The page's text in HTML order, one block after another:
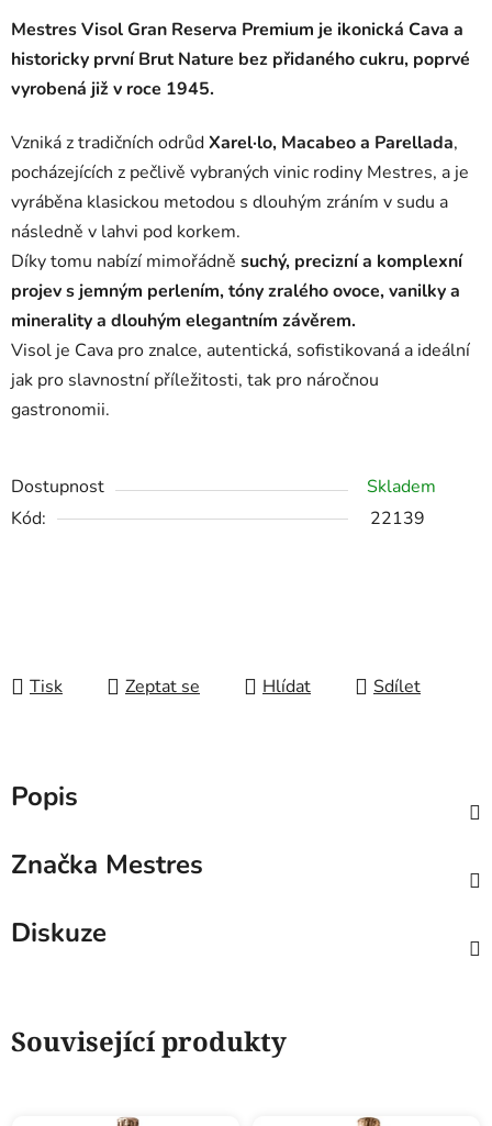
Mestres Visol Gran Reserva Premium je ikonická Cava a
historicky první Brut Nature bez přidaného cukru, poprvé
vyrobená již v roce 1945.
Vzniká z tradičních odrůdXarel·lo, Macabeo a Parellada,
pocházejících z pečlivě vybraných vinic rodiny Mestres, a je
vyráběna klasickou metodou s dlouhým zráním v sudu a
následně v lahvi pod korkem.
Díky tomu nabízí mimořádně suchý, precizní a komplexní
projev s jemným perlením, tóny zralého ovoce, vanilky a
minerality a dlouhým elegantním závěrem.
Visol je Cava pro znalce, autentická, sofistikovaná a ideální
jak pro slavnostní příležitosti, tak pro náročnou
gastronomii.
Dostupnost
Skladem
Kód:
22139
Tisk Zeptat se Hlídat Sdílet
Popis
Značka Mestres
Diskuze
Související produkty